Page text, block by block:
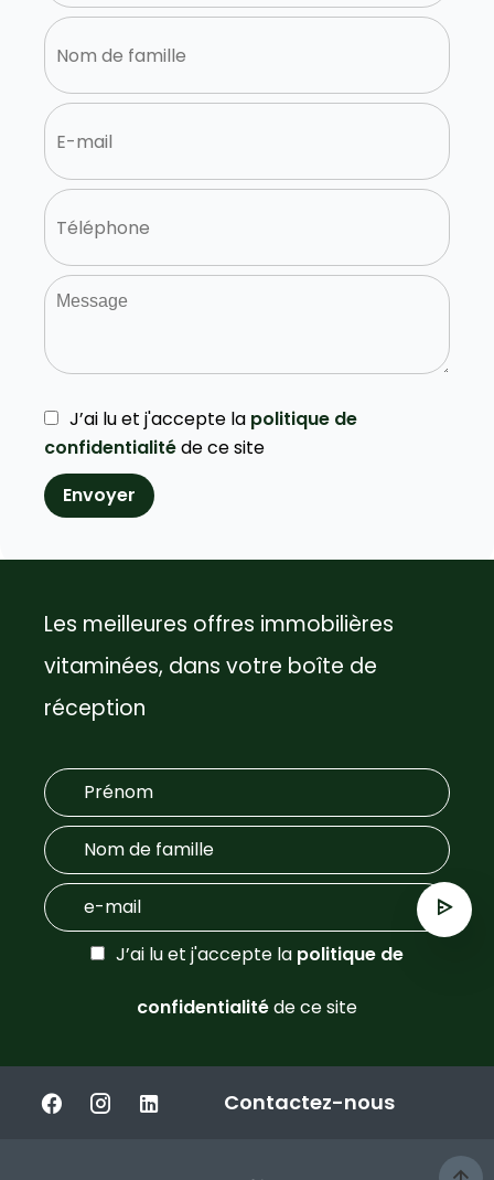
J’ai lu et j'accepte la politique de
confidentialitéde ce site
Envoyer
Les meilleures offres immobilières
vitaminées, dans votre boîte de
réception
J’ai lu et j'accepte la politique de
confidentialitéde ce site
Contactez-nous